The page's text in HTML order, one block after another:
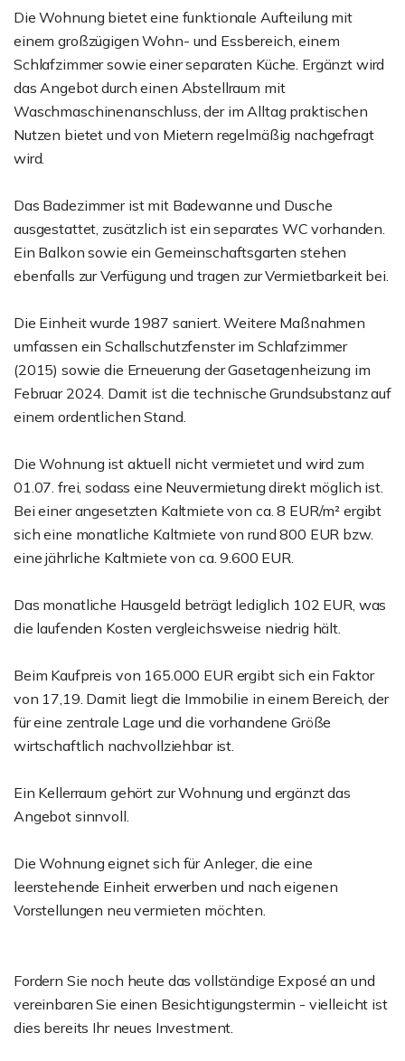
Die Wohnung bietet eine funktionale Aufteilung mit
einem großzügigen Wohn- und Essbereich, einem
Schlafzimmer sowie einer separaten Küche. Ergänzt wird
das Angebot durch einen Abstellraum mit
Waschmaschinenanschluss, der im Alltag praktischen
Nutzen bietet und von Mietern regelmäßig nachgefragt
wird.
Das Badezimmer ist mit Badewanne und Dusche
ausgestattet, zusätzlich ist ein separates WC vorhanden.
Ein Balkon sowie ein Gemeinschaftsgarten stehen
ebenfalls zur Verfügung und tragen zur Vermietbarkeit bei.
Die Einheit wurde 1987 saniert. Weitere Maßnahmen
umfassen ein Schallschutzfenster im Schlafzimmer
(2015) sowie die Erneuerung der Gasetagenheizung im
Februar 2024. Damit ist die technische Grundsubstanz auf
einem ordentlichen Stand.
Die Wohnung ist aktuell nicht vermietet und wird zum
01.07. frei, sodass eine Neuvermietung direkt möglich ist.
Bei einer angesetzten Kaltmiete von ca. 8 EUR/m² ergibt
sich eine monatliche Kaltmiete von rund 800 EUR bzw.
eine jährliche Kaltmiete von ca. 9.600 EUR.
Das monatliche Hausgeld beträgt lediglich 102 EUR, was
die laufenden Kosten vergleichsweise niedrig hält.
Beim Kaufpreis von 165.000 EUR ergibt sich ein Faktor
von 17,19. Damit liegt die Immobilie in einem Bereich, der
für eine zentrale Lage und die vorhandene Größe
wirtschaftlich nachvollziehbar ist.
Ein Kellerraum gehört zur Wohnung und ergänzt das
Angebot sinnvoll.
Die Wohnung eignet sich für Anleger, die eine
leerstehende Einheit erwerben und nach eigenen
Vorstellungen neu vermieten möchten.
Fordern Sie noch heute das vollständige Exposé an und
vereinbaren Sie einen Besichtigungstermin - vielleicht ist
dies bereits Ihr neues Investment.